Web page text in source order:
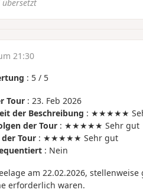
21:30
: 5/ 5
Tour: 23. Feb 2026
der Beschreibung : ★★★★★
der Tour: ★★★★★ Sehr gut
Tour: ★★★★★ Sehr gut
: Nein
am 22.02.2026,
erforderlich waren.